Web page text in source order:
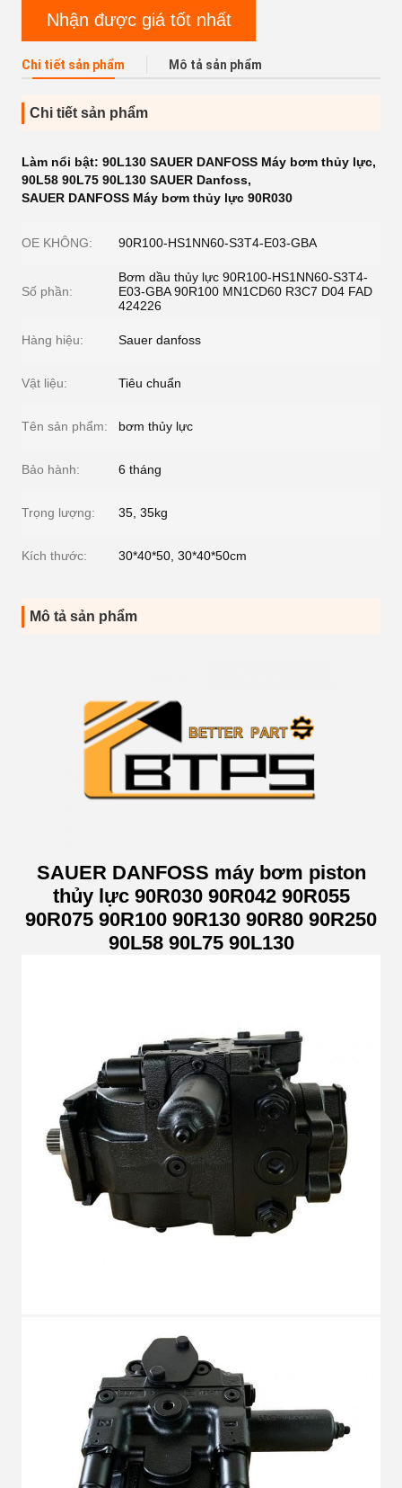
Nhận được giá tốt nhất
Chi tiết sản phẩm Mô tả sản phẩm
Chi tiết sản phẩm
Làm nổi bật: 90L130 SAUER DANFOSS Máy bơm thủy lực,
90L58 90L75 90L130 SAUER Danfoss,
SAUER DANFOSS Máy bơm thủy lực 90R030
OE KHÔNG: 90R100-HS1NN60-S3T4-E03-GBA
Số phần:
Bơm dầu thủy lực 90R100-HS1NN60-S3T4-
E03-GBA 90R100 MN1CD60 R3C7 D04 FAD
424226
Hàng hiệu: Sauer danfoss
Vật liệu: Tiêu chuẩn
Tên sản phẩm: bơm thủy lực
Bảo hành: 6 tháng
Trọng lượng: 35, 35kg
Kích thước: 30*40*50, 30*40*50cm
Mô tả sản phẩm
SAUER DANFOSS máy bơm piston
thủy lực 90R030 90R042 90R055
90R075 90R100 90R130 90R80 90R250
90L58 90L75 90L130